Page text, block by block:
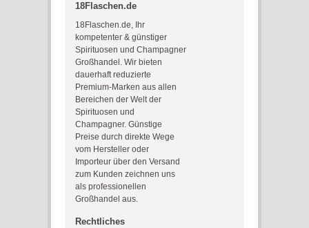
18Flaschen.de
18Flaschen.de, Ihr
kompetenter & günstiger
Spirituosen und Champagner
Großhandel. Wir bieten
dauerhaft reduzierte
Premium-Marken aus allen
Bereichen der Welt der
Spirituosen und
Champagner. Günstige
Preise durch direkte Wege
vom Hersteller oder
Importeur über den Versand
zum Kunden zeichnen uns
als professionellen
Großhandel aus.
Rechtliches